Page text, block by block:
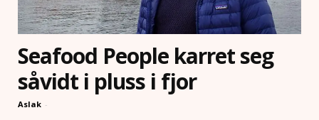
Seafood People karret seg
såvidt i pluss i fjor
Aslak -